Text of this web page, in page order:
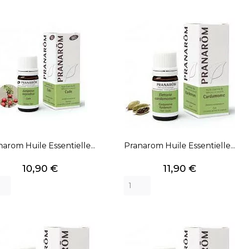
Huile Essentielle...
Prix
10,90 €
Pranarom Huile Essentielle...
Prix
11,90 €